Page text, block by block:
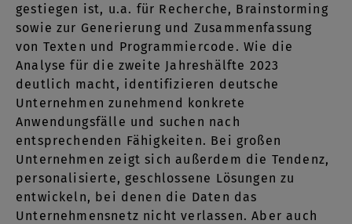
gestiegen ist, u.a. für Recherche, Brainstorming
sowie zur Generierung und Zusammenfassung
von Texten und Programmiercode. Wie die
Analyse für die zweite Jahreshälfte 2023
deutlich macht, identifizieren deutsche
Unternehmen zunehmend konkrete
Anwendungsfälle und suchen nach
entsprechenden Fähigkeiten. Bei großen
Unternehmen zeigt sich außerdem die Tendenz,
personalisierte, geschlossene Lösungen zu
entwickeln, bei denen die Daten das
Unternehmensnetz nicht verlassen. Aber auch